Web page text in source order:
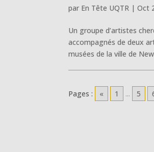
par En Tête UQTR |Oct
Un groupe d’artistes
accompagnés de deux
musées de la ville de
Pages : « 1 ... 5